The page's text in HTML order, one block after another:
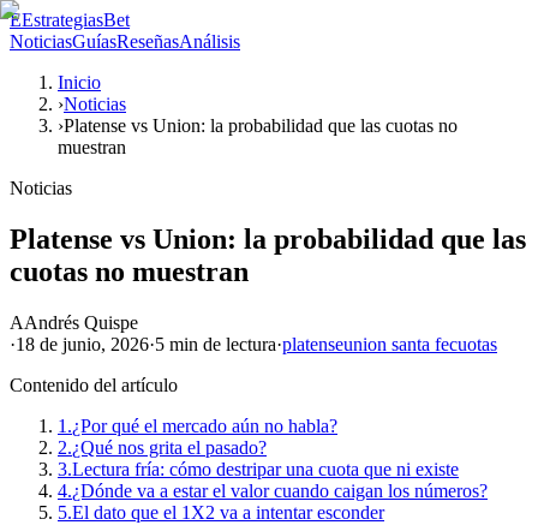
EEstrategiasBet
NoticiasGuíasReseñasAnálisis
Inicio
›Noticias
›Platense vs Union: la probabilidad que las cuotas no
muestran
Noticias
Platense vs Union: la probabilidad que las
cuotas no muestran
AAndrés Quispe
·18 de junio, 2026·5 min de lectura·platenseunion santa fecuotas
Contenido del artículo
1.¿Por qué el mercado aún no habla?
2.¿Qué nos grita el pasado?
3.Lectura fría: cómo destripar una cuota que ni existe
4.¿Dónde va a estar el valor cuando caigan los números?
5.El dato que el 1X2 va a intentar esconder